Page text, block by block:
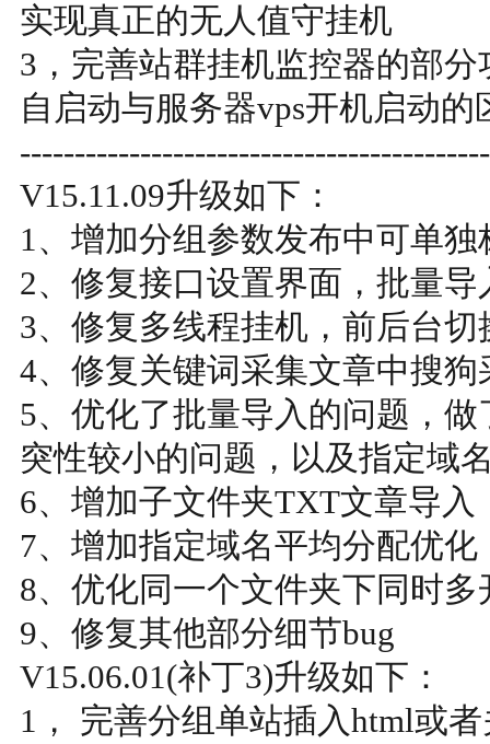
实现真正的无人值守挂机
3，完善站群挂机监控器的部
自启动与服务器vps开机启动的
V15.11.09升级如下：
1、增加分组参数发布中可单
2、修复接口设置界面，批量
3、修复多线程挂机，前后台
4、修复关键词采集文章中搜
5、优化了批量导入的问题，
突性较小的问题，以及指定域
6、增加子文件夹TXT文章导入
7、增加指定域名平均分配优化
8、优化同一个文件夹下同时
9、修复其他部分细节bug
V15.06.01(补丁3)升级如下：
1， 完善分组单站插入html或